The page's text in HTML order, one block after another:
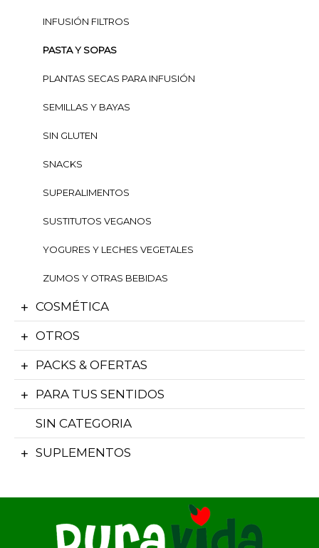
INFUSIÓN FILTROS
PASTA Y SOPAS
PLANTAS SECAS PARA INFUSIÓN
SEMILLAS Y BAYAS
SIN GLUTEN
SNACKS
SUPERALIMENTOS
SUSTITUTOS VEGANOS
YOGURES Y LECHES VEGETALES
ZUMOS Y OTRAS BEBIDAS
COSMÉTICA
OTROS
PACKS & OFERTAS
PARA TUS SENTIDOS
SIN CATEGORIA
SUPLEMENTOS